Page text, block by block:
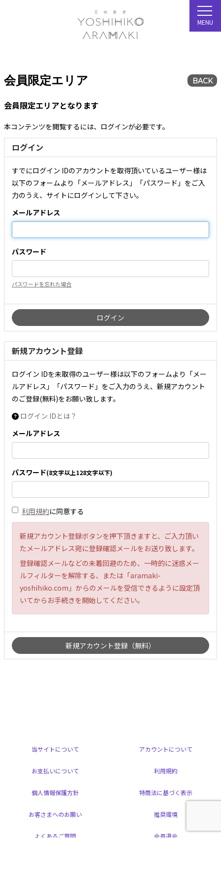
MENU
会員限定エリア BACK
会員限定エリアとなります
本コンテンツを閲覧するには、ログインが必要です。
ログイン
すでにログイン IDのアカウントを取得頂いているユーザー様は
以下のフォームより「メールアドレス」「パスワード」をご入
力のうえ、サイトにログインして下さい。
メールアドレス
パスワード
パスワードを忘れた場合
新規アカウント登録
ログイン IDを未取得のユーザー様は以下のフォームより「メー
ルアドレス」「パスワード」をご入力のうえ、新規アカウント
のご登録(無料)をお願い致します。
ログイン IDとは？
メールアドレス
パスワード(8文字以上128文字以下)
利用規約に同意する
新規アカウント登録ボタンを押下頂きますと、ご入力頂い
たメールアドレス宛に登録確認メールをお送り致します。
登録確認メールなどの未着回避のため、一時的に迷惑メー
ルフィルターを解除する、または「aramaki-
yoshihiko.com」からのメールを受信できるように設定頂
いてからお手続きを開始してください。
当サイトについて アカウントについて
お支払いについて 利用規約
個人情報保護方針 特商法に基づく表示
お客さまへのお願い 推奨環境
よくあるご質問 会員退会